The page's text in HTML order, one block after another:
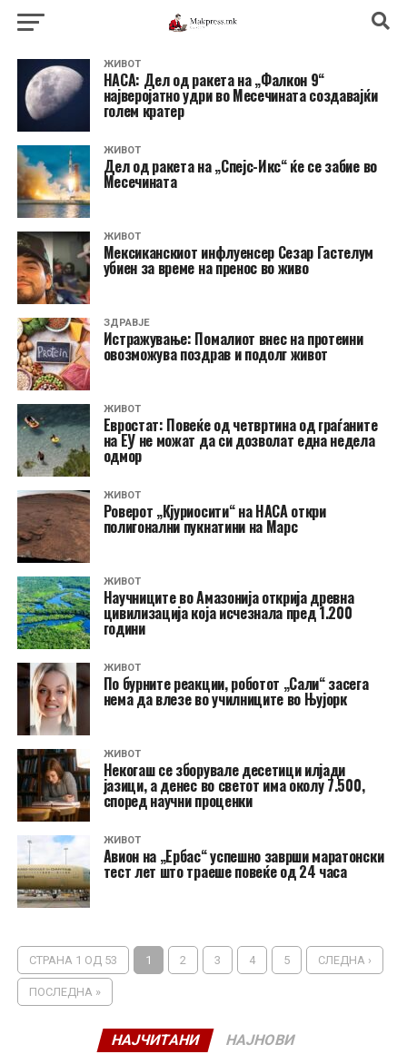
ЖИВОТ
НАСА: Дел од ракета на „Фалкон 9“
најверојатно удри во Месечината создавајќи
голем кратер
ЖИВОТ
Дел од ракета на „Спејс-Икс“ ќе се забие во
Месечината
ЖИВОТ
Мексиканскиот инфлуенсер Сезар Гастелум
убиен за време на пренос во живо
ЗДРАВЈЕ
Истражување: Помалиот внес на протеини
овозможува поздрав и подолг живот
ЖИВОТ
Евростат: Повеќе од четвртина од граѓаните
на ЕУ не можат да си дозволат една недела
одмор
ЖИВОТ
Роверот „Кјуриосити“ на НАСА откри
полигонални пукнатини на Марс
ЖИВОТ
Научниците во Амазонија открија древна
цивилизација која исчезнала пред 1.200
години
ЖИВОТ
По бурните реакции, роботот „Сали“ засега
нема да влезе во училниците во Њујорк
ЖИВОТ
Некогаш се зборувале десетици илјади
јазици, а денес во светот има околу 7.500,
според научни проценки
ЖИВОТ
Авион на „Ербас“ успешно заврши маратонски
тест лет што траеше повеќе од 24 часа
СТРАНА 1 ОД 53 1 2 3 4 5 СЛЕДНА ›
ПОСЛЕДНА »
НАЈЧИТАНИ НАЈНОВИ